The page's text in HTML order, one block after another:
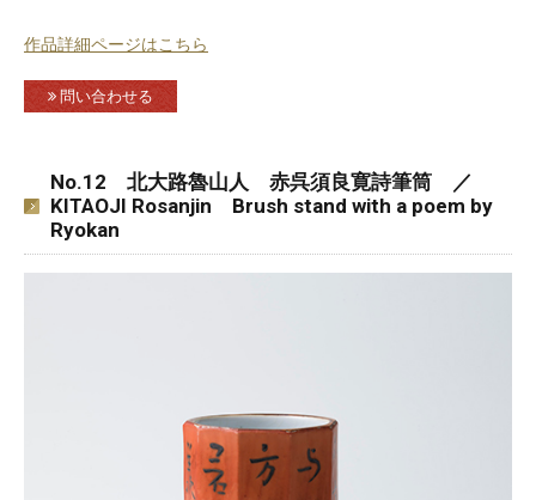
作品詳細ページはこちら
問い合わせる
No.12 北大路魯山人 赤呉須良寛詩筆筒 ／
KITAOJI Rosanjin Brush stand with a poem by
Ryokan